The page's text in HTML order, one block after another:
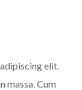
elit.
massa. Cum